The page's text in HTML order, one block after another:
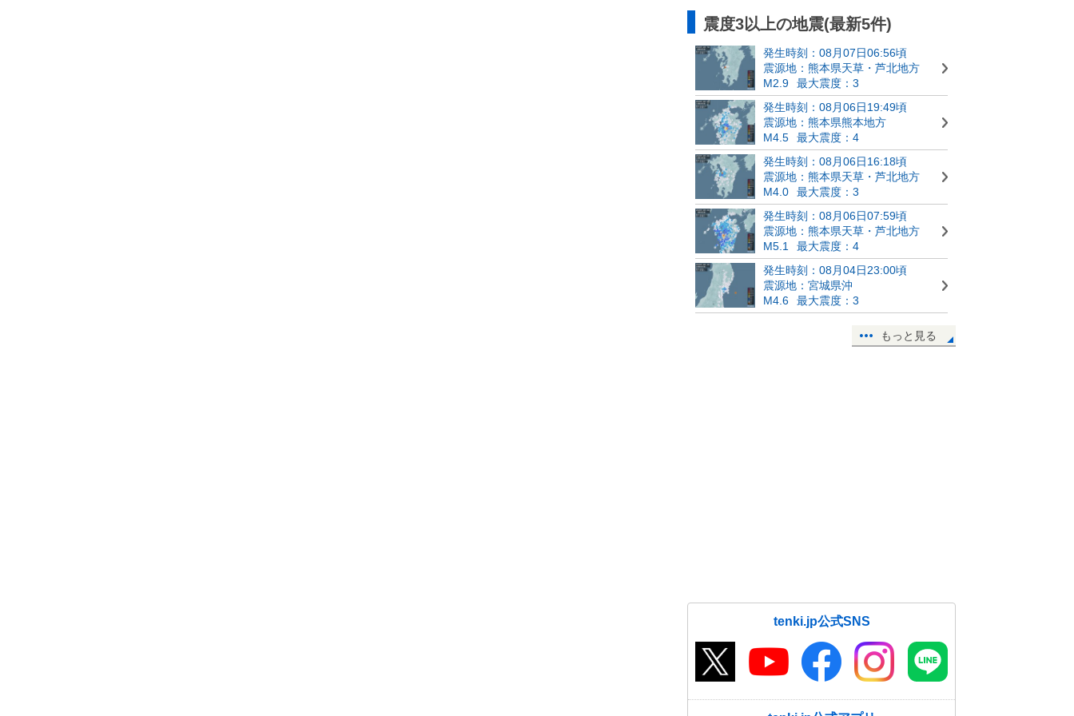
震度3以上の地震(最新5件)
発生時刻：08月07日06:56頃
震源地：熊本県天草・芦北地方
M2.9
最大震度：3
発生時刻：08月06日19:49頃
震源地：熊本県熊本地方
M4.5
最大震度：4
発生時刻：08月06日16:18頃
震源地：熊本県天草・芦北地方
M4.0
最大震度：3
発生時刻：08月06日07:59頃
震源地：熊本県天草・芦北地方
M5.1
最大震度：4
発生時刻：08月04日23:00頃
震源地：宮城県沖
M4.6
最大震度：3
もっと見る
tenki.jp公式SNS